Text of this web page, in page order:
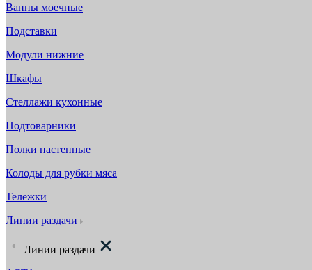
Ванны моечные
Подставки
Модули нижние
Шкафы
Стеллажи кухонные
Подтоварники
Полки настенные
Колоды для рубки мяса
Тележки
Линии раздачи
Линии раздачи